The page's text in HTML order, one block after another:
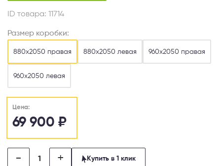
ID товара: 11714
Размер коробки:
880х2050 правая 880х2050 левая 960х2050 правая
960х2050 левая
Цена:
69 900 ₽
- + Купить в 1 клик